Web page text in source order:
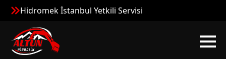
Hidromek İstanbul Yetkili Servisi